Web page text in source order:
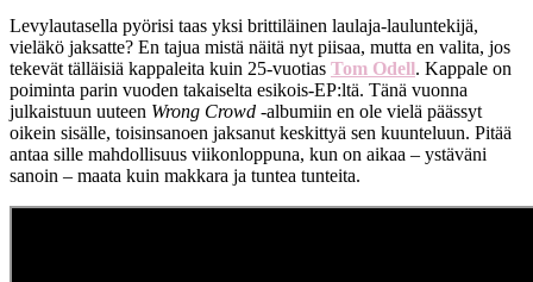
Levylautasella pyörisi taas yksi brittiläinen laulaja-lauluntekijä,
vieläkö jaksatte? En tajua mistä näitä nyt piisaa, mutta en valita, jos
tekevät tälläisiä kappaleita kuin 25-vuotias Tom Odell. Kappale on
poiminta parin vuoden takaiselta esikois-EP:ltä. Tänä vuonna
julkaistuun uuteen Wrong Crowd -albumiin en ole vielä päässyt
oikein sisälle, toisinsanoen jaksanut keskittyä sen kuunteluun. Pitää
antaa sille mahdollisuus viikonloppuna, kun on aikaa – ystäväni
sanoin – maata kuin makkara ja tuntea tunteita.